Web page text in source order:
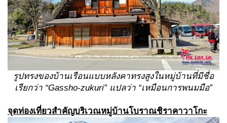
รูปทรงของบ้านเรือนแบบหลังคาทรงสูงในหมู่บ้านที่มีชื่อ
เรียกว่า “Gassho-zukuri” แปลว่า “เหมือนการพนมมือ”
จุดท่องเที่ยวสำคัญบริเวณหมู่บ้านโบราณชิราคาวาโกะ